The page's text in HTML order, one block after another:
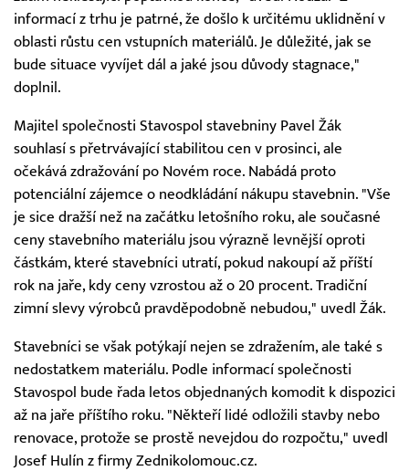
informací z trhu je patrné, že došlo k určitému uklidnění v
oblasti růstu cen vstupních materiálů. Je důležité, jak se
bude situace vyvíjet dál a jaké jsou důvody stagnace,"
doplnil.
Majitel společnosti Stavospol stavebniny Pavel Žák
souhlasí s přetrvávající stabilitou cen v prosinci, ale
očekává zdražování po Novém roce. Nabádá proto
potenciální zájemce o neodkládání nákupu stavebnin. "Vše
je sice dražší než na začátku letošního roku, ale současné
ceny stavebního materiálu jsou výrazně levnější oproti
částkám, které stavebníci utratí, pokud nakoupí až příští
rok na jaře, kdy ceny vzrostou až o 20 procent. Tradiční
zimní slevy výrobců pravděpodobně nebudou," uvedl Žák.
Stavebníci se však potýkají nejen se zdražením, ale také s
nedostatkem materiálu. Podle informací společnosti
Stavospol bude řada letos objednaných komodit k dispozici
až na jaře příštího roku. "Někteří lidé odložili stavby nebo
renovace, protože se prostě nevejdou do rozpočtu," uvedl
Josef Hulín z firmy Zednikolomouc.cz.